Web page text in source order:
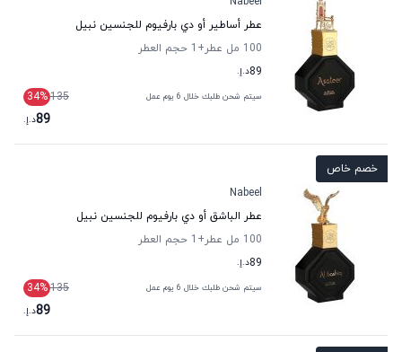
عطر أساطير أو دي بارفيوم للجنسين نبيل
100 مل عطر
+1
حجم العطر
89د.إ.
سيتم شحن طلبك خلال 6 يوم عمل 135
34%
89د.إ.
خصم خاص
Nabeel
عطر الباشق أو دي بارفيوم للجنسين نبيل
100 مل عطر
+1
حجم العطر
89د.إ.
سيتم شحن طلبك خلال 6 يوم عمل 135
34%
89د.إ.